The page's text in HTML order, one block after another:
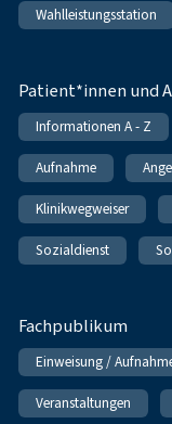
Wahlleistungsstation
Patient*innen und
Informationen A - Z
Aufnahme
Klinikwegweiser
Sozialdienst
Fachpublikum
Einweisung /
Veranstaltungen